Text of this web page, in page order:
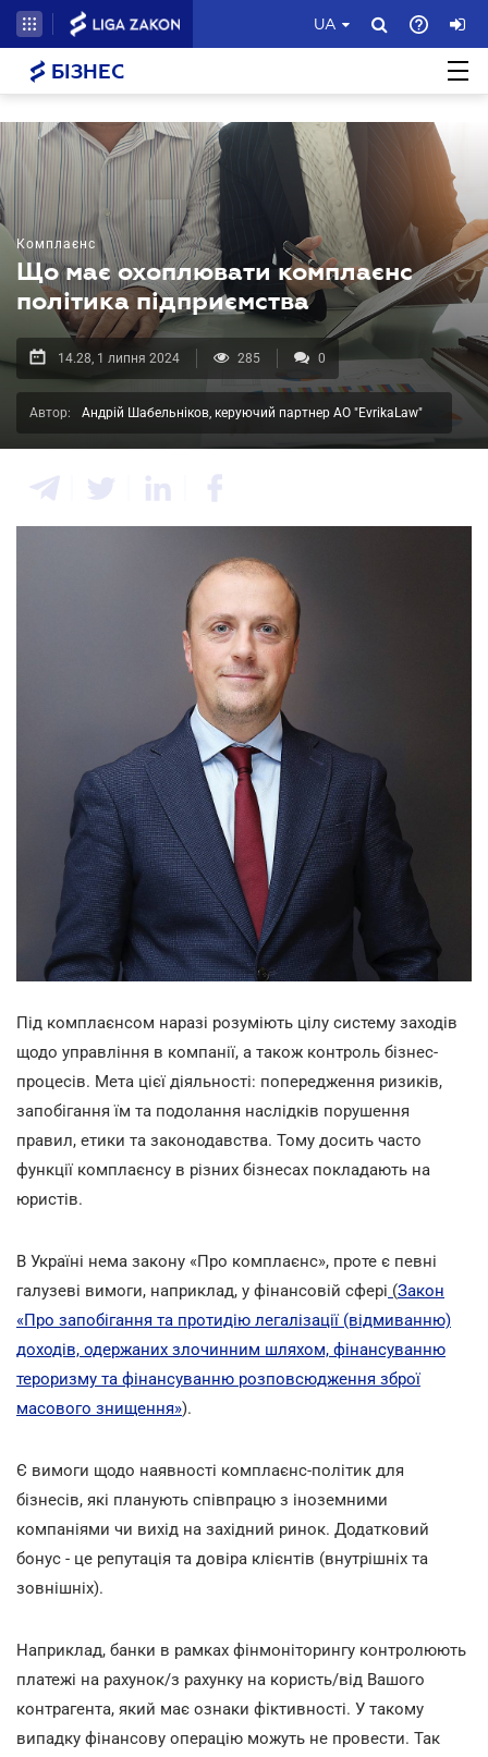
UA
БІЗНЕС
Комплаєнс
Що має охоплювати комплаєнс
політика підприємства
14.28, 1 липня 2024 285 0
Автор: Андрій Шабельніков, керуючий партнер АО "EvrikaLaw"
Під комплаєнсом наразі розуміють цілу систему заходів
щодо управління в компанії, а також контроль бізнес-
процесів. Мета цієї діяльності: попередження ризиків,
запобігання їм та подолання наслідків порушення
правил, етики та законодавства. Тому досить часто
функції комплаєнсу в різних бізнесах покладають на
юристів.
В Україні нема закону «Про комплаєнс», проте є певні
галузеві вимоги, наприклад, у фінансовій сфері (Закон
«Про запобігання та протидію легалізації (відмиванню)
доходів, одержаних злочинним шляхом, фінансуванню
тероризму та фінансуванню розповсюдження зброї
масового знищення»).
Є вимоги щодо наявності комплаєнс-політик для
бізнесів, які планують співпрацю з іноземними
компаніями чи вихід на західний ринок. Додатковий
бонус - це репутація та довіра клієнтів (внутрішніх та
зовнішніх).
Наприклад, банки в рамках фінмоніторингу контролюють
платежі на рахунок/з рахунку на користь/від Вашого
контрагента, який має ознаки фіктивності. У такому
випадку фінансову операцію можуть не провести. Так